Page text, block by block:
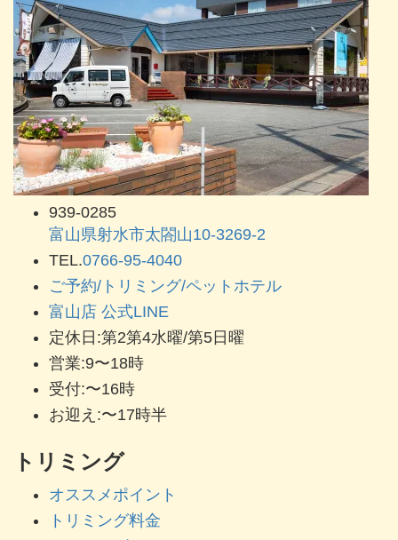
939-0285
富山県射水市太閤山10-3269-2
TEL.0766-95-4040
ご予約/トリミング/ペットホテル
富山店 公式LINE
定休日:第2第4水曜/第5日曜
営業:9〜18時
受付:〜16時
お迎え:〜17時半
トリミング
オススメポイント
トリミング料金